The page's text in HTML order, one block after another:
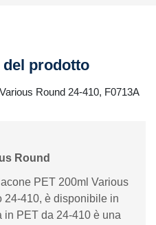
prodotto
Round 24-410, F0713A
Round
PET 200ml Various
24-410, è disponibile in
PET da 24-410 è una